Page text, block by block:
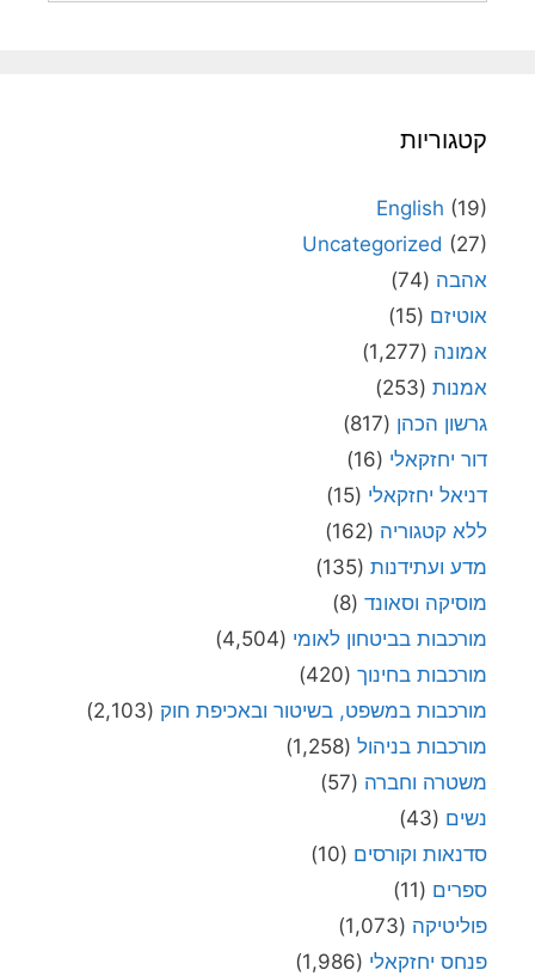
קטגוריות
English (19)
Uncategorized (27)
אהבה (74)
אוטיזם (15)
אמונה (1,277)
אמנות (253)
גרשון הכהן (817)
דור יחזקאלי (16)
דניאל יחזקאלי (15)
ללא קטגוריה (162)
מדע ועתידנות (135)
מוסיקה וסאונד (8)
מורכבות בביטחון לאומי (4,504)
מורכבות בחינוך (420)
מורכבות במשפט, בשיטור ובאכיפת חוק (2,103)
מורכבות בניהול (1,258)
משטרה וחברה (57)
נשים (43)
סדנאות וקורסים (10)
ספרים (11)
פוליטיקה (1,073)
פנחס יחזקאלי (1,986)